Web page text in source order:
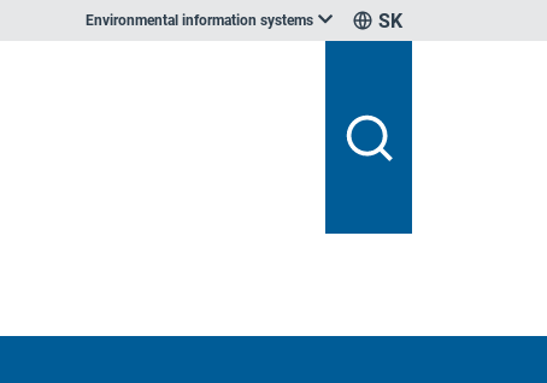
Environmental information systems SK